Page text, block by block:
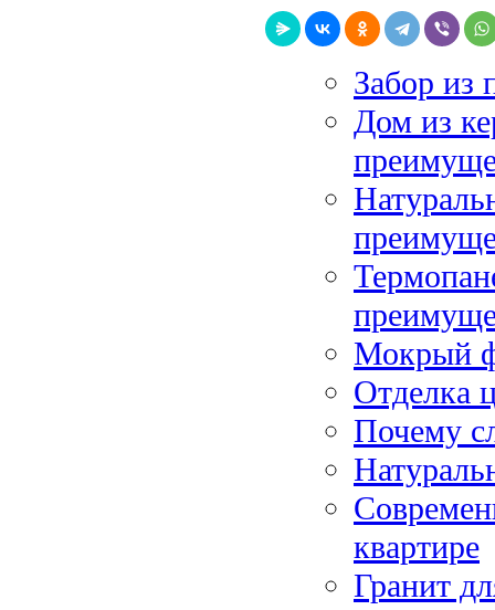
Забор из
Дом из
Мокрый
Отделка
Почему
квартире
Гранит